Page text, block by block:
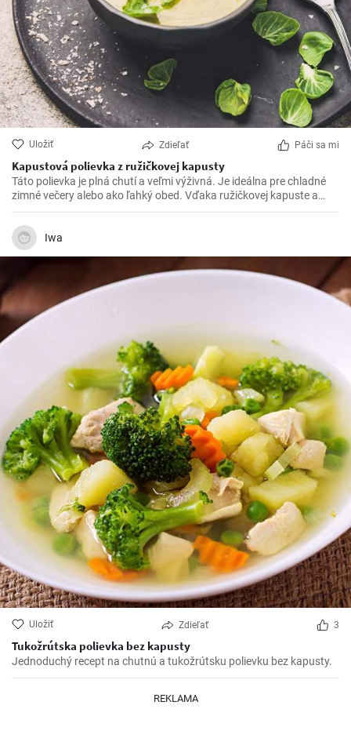
Uložiť Zdieľať Páči sa mi
Kapustová polievka z ružičkovej kapusty
Táto polievka je plná chutí a veľmi výživná. Je ideálna pre chladné
zimné večery alebo ako ľahký obed. Vďaka ružičkovej kapuste a
mrkve je bohatá na vitamíny a vlákninu, takže je nielen chutná, ale aj
zdravá.
Iwa
Uložiť Zdieľať 3
Tukožrútska polievka bez kapusty
Jednoduchý recept na chutnú a tukožrútsku polievku bez kapusty.
REKLAMA